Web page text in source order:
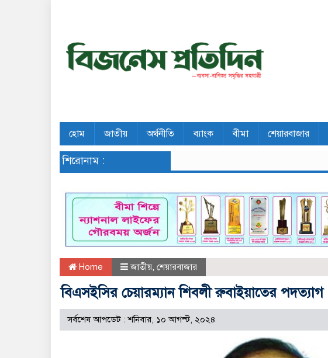
হোম জাতীয় অর্থনীতি ব্যাংক বীমা শেয়ারবাজার
শিরোনাম :
Home জাতীয়, শেয়ারবাজার
বিএসইসির চেয়ারম্যান শিবলী রুবাইয়াতের পদত্যাগ
সর্বশেষ আপডেট : শনিবার, ১০ আগস্ট, ২০২৪